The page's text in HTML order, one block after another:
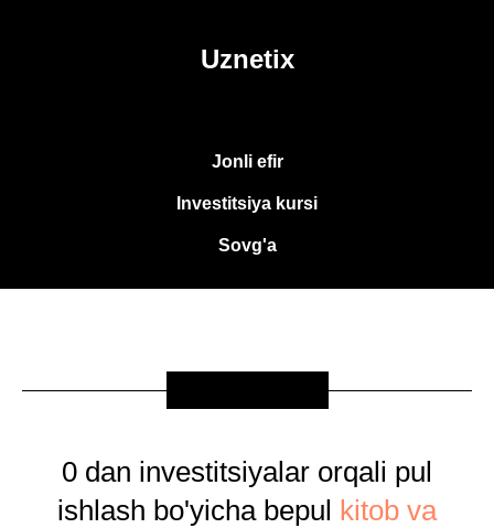
Uznetix
Jonli efir
Investitsiya kursi
Sovg'a
0 dan investitsiyalar orqali pul
ishlash bo'yicha bepul kitob va